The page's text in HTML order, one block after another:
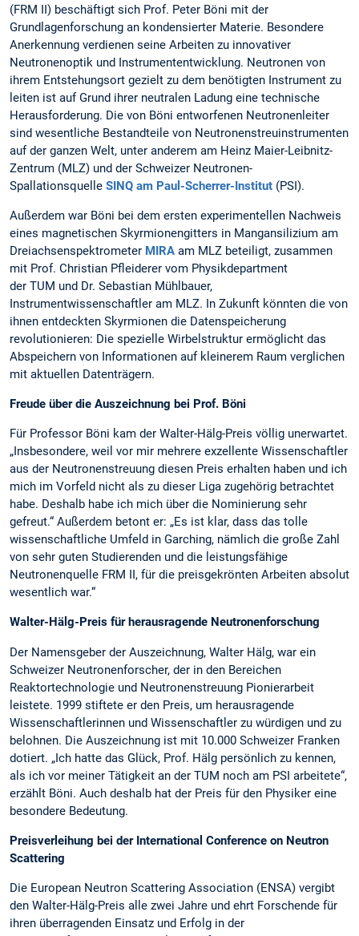
(FRM II) beschäftigt sich Prof. Peter Böni mit der
Grundlagenforschung an kondensierter Materie. Besondere
Anerkennung verdienen seine Arbeiten zu innovativer
Neutronenoptik und Instrumententwicklung. Neutronen von
ihrem Entstehungsort gezielt zu dem benötigten Instrument zu
leiten ist auf Grund ihrer neutralen Ladung eine technische
Herausforderung. Die von Böni entworfenen Neutronenleiter
sind wesentliche Bestandteile von Neutronenstreuinstrumenten
auf der ganzen Welt, unter anderem am Heinz Maier-Leibnitz-
Zentrum (MLZ) und der Schweizer Neutronen-
Spallationsquelle SINQ am Paul-Scherrer-Institut (PSI).
Außerdem war Böni bei dem ersten experimentellen Nachweis
eines magnetischen Skyrmionengitters in Mangansilizium am
Dreiachsenspektrometer MIRA am MLZ beteiligt, zusammen
mit Prof. Christian Pfleiderer vom Physikdepartment
der TUM und Dr. Sebastian Mühlbauer,
Instrumentwissenschaftler am MLZ. In Zukunft könnten die von
ihnen entdeckten Skyrmionen die Datenspeicherung
revolutionieren: Die spezielle Wirbelstruktur ermöglicht das
Abspeichern von Informationen auf kleinerem Raum verglichen
mit aktuellen Datenträgern.
Freude über die Auszeichnung bei Prof. Böni
Für Professor Böni kam der Walter-Hälg-Preis völlig unerwartet.
„Insbesondere, weil vor mir mehrere exzellente Wissenschaftler
aus der Neutronenstreuung diesen Preis erhalten haben und ich
mich im Vorfeld nicht als zu dieser Liga zugehörig betrachtet
habe. Deshalb habe ich mich über die Nominierung sehr
gefreut.“ Außerdem betont er: „Es ist klar, dass das tolle
wissenschaftliche Umfeld in Garching, nämlich die große Zahl
von sehr guten Studierenden und die leistungsfähige
Neutronenquelle FRM II, für die preisgekrönten Arbeiten absolut
wesentlich war.“
Walter-Hälg-Preis für herausragende Neutronenforschung
Der Namensgeber der Auszeichnung, Walter Hälg, war ein
Schweizer Neutronenforscher, der in den Bereichen
Reaktortechnologie und Neutronenstreuung Pionierarbeit
leistete. 1999 stiftete er den Preis, um herausragende
Wissenschaftlerinnen und Wissenschaftler zu würdigen und zu
belohnen. Die Auszeichnung ist mit 10.000 Schweizer Franken
dotiert. „Ich hatte das Glück, Prof. Hälg persönlich zu kennen,
als ich vor meiner Tätigkeit an der TUM noch am PSI arbeitete“,
erzählt Böni. Auch deshalb hat der Preis für den Physiker eine
besondere Bedeutung.
Preisverleihung bei der International Conference on Neutron
Scattering
Die European Neutron Scattering Association (ENSA) vergibt
den Walter-Hälg-Preis alle zwei Jahre und ehrt Forschende für
ihren überragenden Einsatz und Erfolg in der